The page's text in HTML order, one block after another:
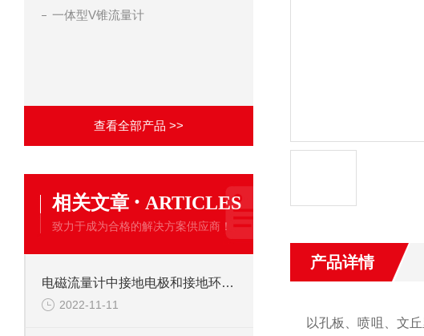
一体型V锥流量计
查看全部产品 >>
相关文章 · ARTICLES
致力于成为合格的解决方案供应商！
电磁流量计中接地电极和接地环的区分
2022-11-11
产品详情
以孔板、喷咀、文